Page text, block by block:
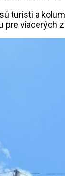
pre viacerých